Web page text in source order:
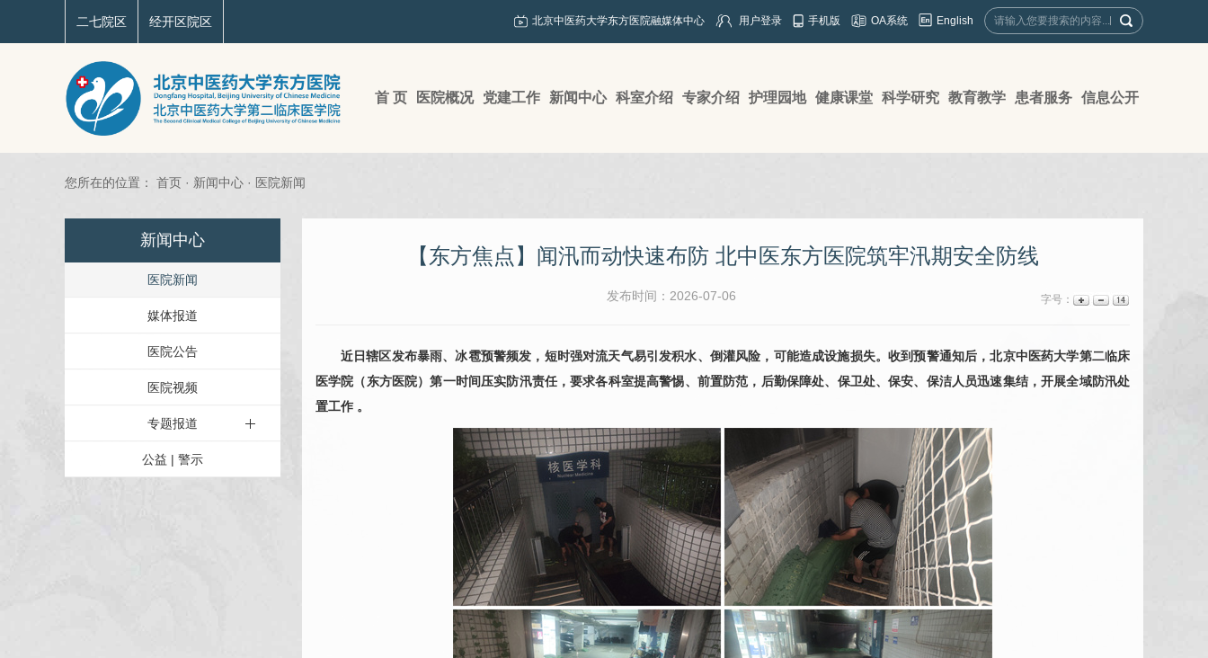
二七院区 经开区院区 北京中医药大学东方医院融媒体中心 用户登录 手机版 OA系统 English
首 页 医院概况 党建工作 新闻中心 科室介绍 专家介绍 护理园地 健康课堂 科学研究 教育教学 患者服务 信息公开
您所在的位置： 首页 · 新闻中心 · 医院新闻
新闻中心
医院新闻
媒体报道
医院公告
医院视频
专题报道
公益 | 警示
【东方焦点】闻汛而动快速布防 北中医东方医院筑牢汛期安全防线
发布时间：2026-07-06 字号：
近日辖区发布暴雨、冰雹预警频发，短时强对流天气易引发积水、倒灌风险，可能造成设施损失。收到预警通知后，北京中医药大学第二临床
医学院（东方医院）第一时间压实防汛责任，要求各科室提高警惕、前置防范，后勤保障处、保卫处、保安、保洁人员迅速集结，开展全域防汛处
置工作 。